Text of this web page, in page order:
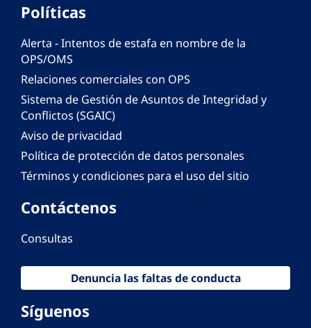
Políticas
Alerta - Intentos de estafa en nombre de la
OPS/OMS
Relaciones comerciales con OPS
Sistema de Gestión de Asuntos de Integridad y
Conflictos (SGAIC)
Aviso de privacidad
Política de protección de datos personales
Términos y condiciones para el uso del sitio
Contáctenos
Consultas
Denuncia las faltas de conducta
Síguenos